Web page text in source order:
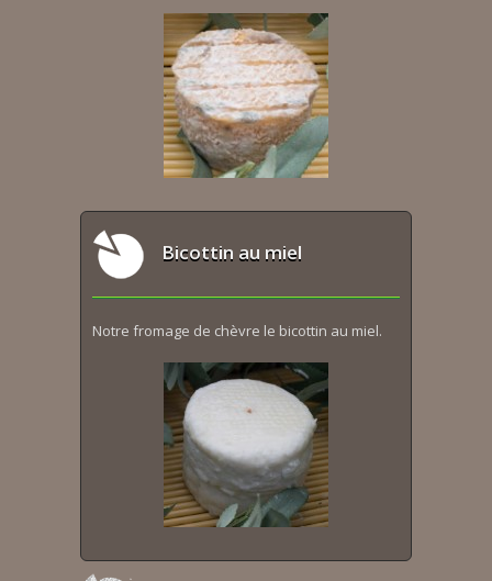
Bicottin au miel
Notre fromage de chèvre le bicottin au miel.